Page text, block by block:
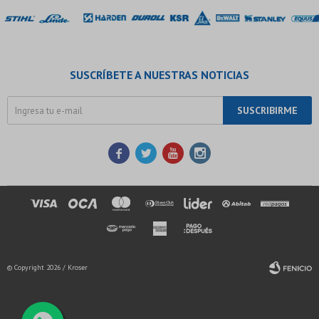
SUSCRÍBETE A NUESTRAS NOTICIAS
SUSCRIBIRME
   
© Copyright 2026 / Kroser